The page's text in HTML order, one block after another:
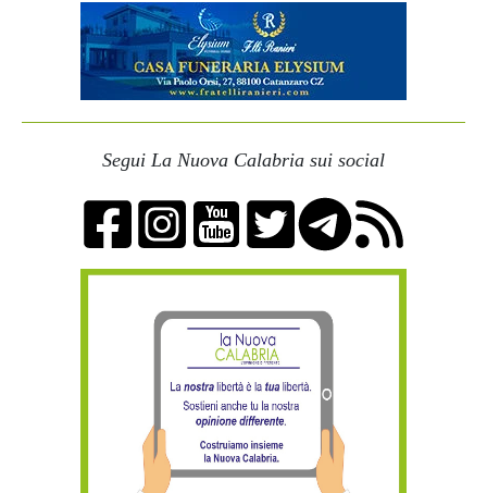
Segui La Nuova Calabria sui social